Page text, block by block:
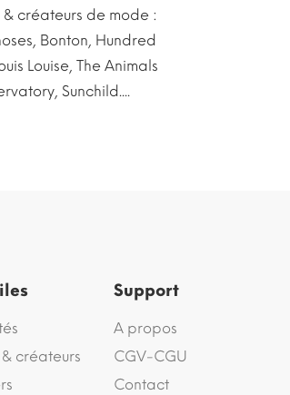
& créateurs de mode :
Bonton, Hundred
Louise, The Animals
Sunchild....
créateurs
Support
A propos
CGV-CGU
Contact